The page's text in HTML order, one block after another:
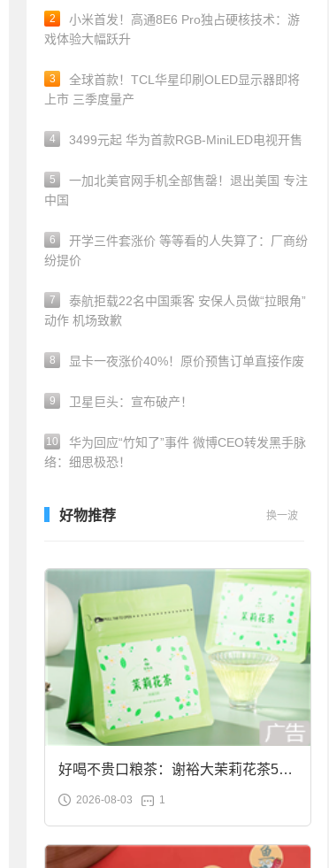
2
小米首发！高通8E6 Pro独占硬核技术：游
戏体验大幅跃升
3
全球首款！TCL华星印刷OLED显示器即将
上市 三季度量产
4 3499元起 华为首款RGB-MiniLED电视开售
5
一加北美官网手机全部售罄！退出美国 专注
中国
6
开学三件套涨价 等等看的人失算了：厂商纷
纷提价
7
泰航拒载22名中国乘客 安保人员做“拉眼角”
动作 机场致歉
8 显卡一夜涨价40%！原价预售订单直接作废
9 卫星巨头：宣布破产！
10
华为回应“竹知了”事件 微博CEO转发黑手脉
络：细思极恐！
好物推荐 换一波
好喝不贵口粮茶：谢裕大茉莉花茶50g
袋装9.9元到手
2026-08-03 1